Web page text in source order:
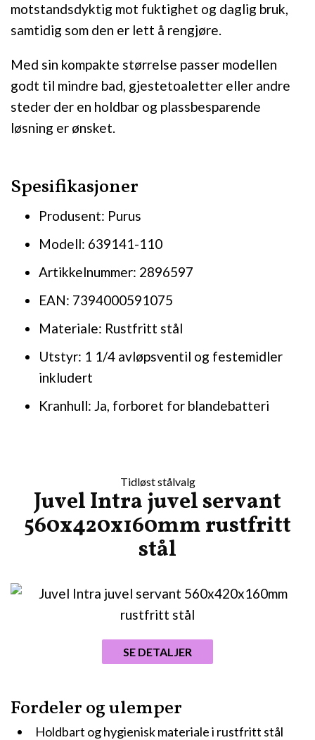
motstandsdyktig mot fuktighet og daglig bruk,
samtidig som den er lett å rengjøre.
Med sin kompakte størrelse passer modellen
godt til mindre bad, gjestetoaletter eller andre
steder der en holdbar og plassbesparende
løsning er ønsket.
Spesifikasjoner
Produsent: Purus
Modell: 639141-110
Artikkelnummer: 2896597
EAN: 7394000591075
Materiale: Rustfritt stål
Utstyr: 1 1/4 avløpsventil og festemidler
inkludert
Kranhull: Ja, forboret for blandebatteri
Tidløst stålvalg
Juvel Intra juvel servant
560x420x160mm rustfritt
stål
Fordeler og ulemper
Holdbart og hygienisk materiale i rustfritt stål
SE DETALJER